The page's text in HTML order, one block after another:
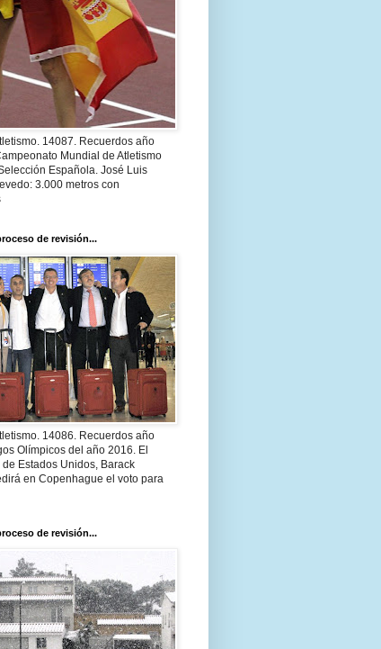
14087. Recuerdos año
Mundial de Atletismo
Española. José Luis
3.000 metros con
de revisión...
14086. Recuerdos año
Olímpicos del año 2016. El
Estados Unidos, Barack
en Copenhague el voto para
de revisión...